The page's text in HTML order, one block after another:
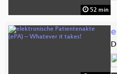
52 min